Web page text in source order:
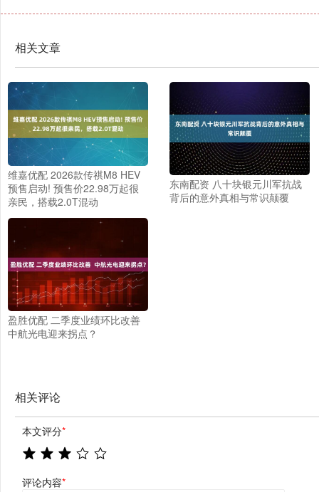
相关文章
维嘉优配 2026款传祺M8 HEV
预售启动! 预售价22.98万起很
亲民，搭载2.0T混动
东南配资 八十块银元川军抗战
背后的意外真相与常识颠覆
盈胜优配 二季度业绩环比改善
中航光电迎来拐点？
相关评论
本文评分*
评论内容*